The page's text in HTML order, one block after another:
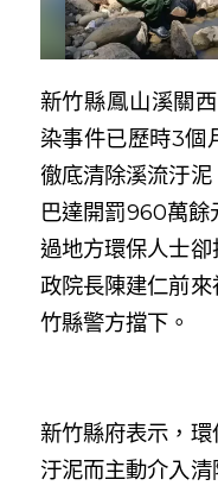
新竹縣鳳山溪關
染事件已歷時3個
徹底清除溪流汙
巴達開罰960萬餘
過地方環保人士
政院長陳建仁前
竹縣警方擋下。
新竹縣府表示，
汙泥而主動介入